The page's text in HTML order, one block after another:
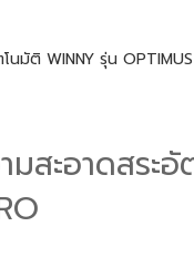
นมัติ WINNY รุ่น
สะอาดสระ